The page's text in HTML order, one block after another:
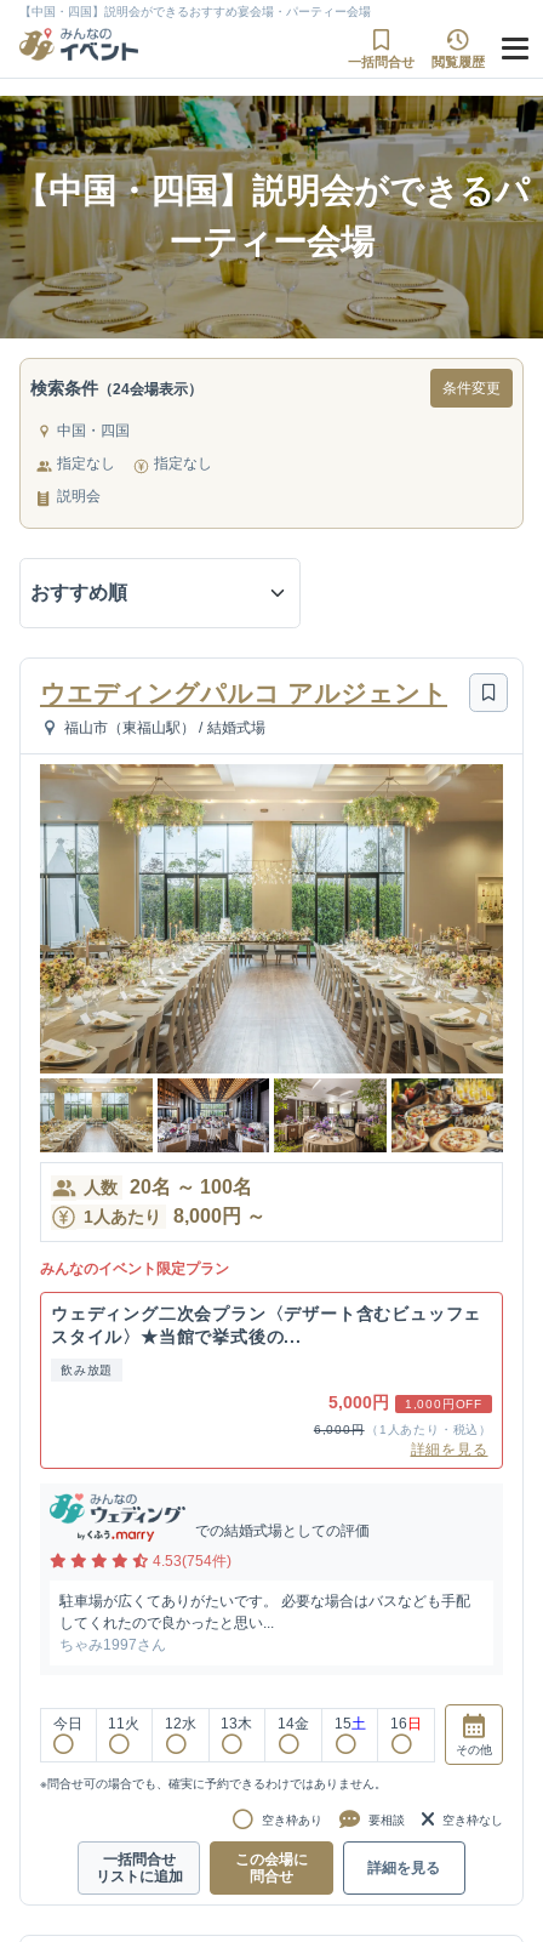
【中国・四国】説明会ができるおすすめ宴会場・パーティー会場
一括問合せ 閲覧履歴
【中国・四国】説明会ができるパ
ーティー会場
検索条件 （24会場表示） 条件変更
中国・四国
指定なし
指定なし
説明会
ウエディングパルコ アルジェント
福山市（東福山駅） / 結婚式場
人数 20名 ～ 100名
1人あたり 8,000円 ～
みんなのイベント限定プラン
ウェディング二次会プラン〈デザート含むビュッフェ
スタイル〉★当館で挙式後の...
飲み放題
5,000円
1,000円OFF
6,000円
（1人あたり・税込）
詳細を見る
での結婚式場としての評価
4.53(754件)
駐車場が広くてありがたいです。 必要な場合はバスなども手配
してくれたので良かったと思い...
ちゃみ1997さん
今日 11 火 12水 13木 14金 15土 16 日
その他
※問合せ可の場合でも、確実に予約できるわけではありません。
空き枠あり 要相談 空き枠なし
一括問合せ
リストに追加
この会場に
問合せ
詳細を見る